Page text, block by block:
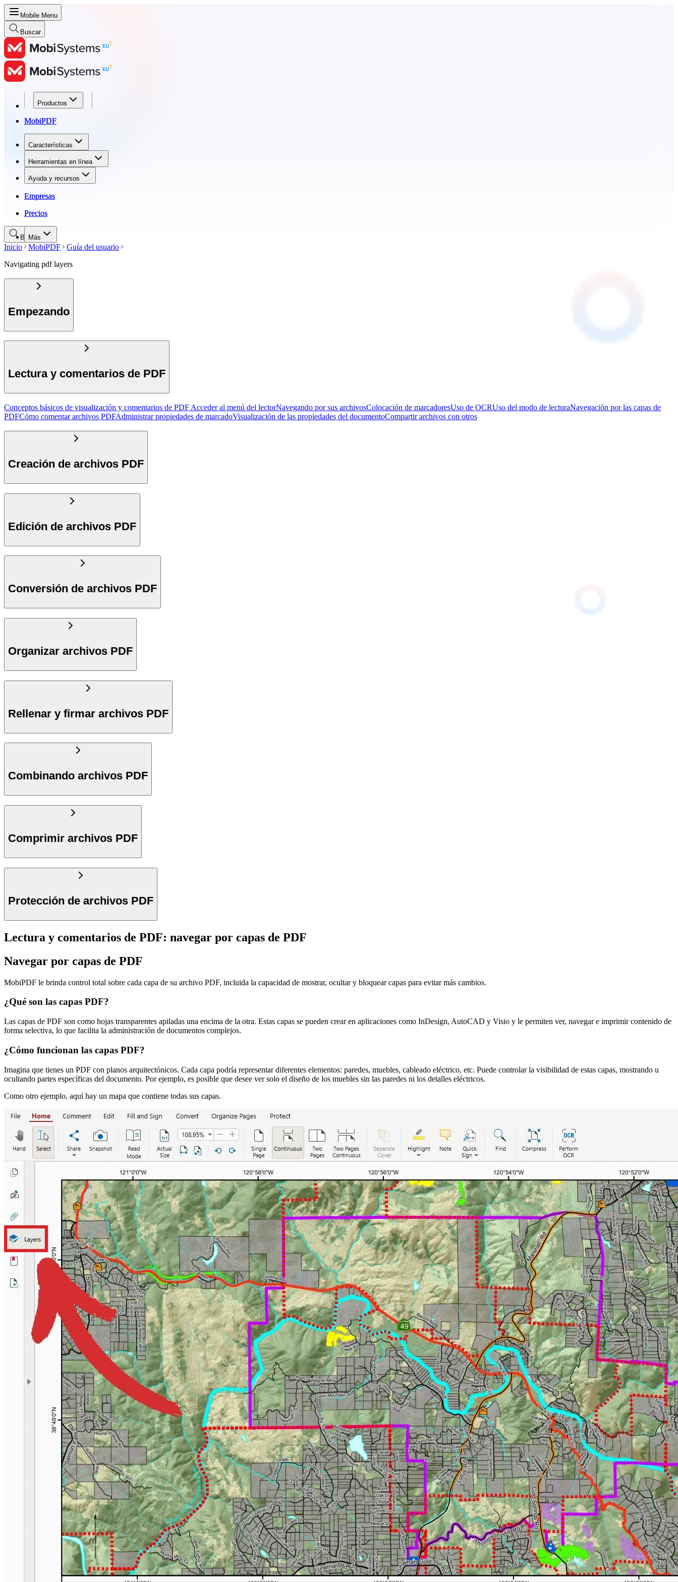
Mobile Menu
Buscar
Productos
MobiPDF
Características
Herramientas en línea
Ayuda y recursos
Empresas
Precios
Más
Productos
MobiPDF
Características
Herramientas en línea
Ayuda y recursos
Empresas
Precios
Buscar
Inicio MobiPDF
Guía del usuario
Navigating pdf layers
Empezando
Lectura y comentarios de PDF
Conceptos básicos de visualización y comentarios de PDF Acceder al menú del lectorNavegando por sus archivosColocación de marcadoresUso de OCRUso del modo de lecturaNavegación por las capas de
PDFCómo comentar archivos PDFAdministrar propiedades de marcadoVisualización de las propiedades del documentoCompartir archivos con otros
Creación de archivos PDF
Edición de archivos PDF
Conversión de archivos PDF
Organizar archivos PDF
Rellenar y firmar archivos PDF
Combinando archivos PDF
Comprimir archivos PDF
Protección de archivos PDF
Lectura y comentarios de PDF: navegar por capas de PDF
Navegar por capas de PDF
MobiPDF le brinda control total sobre cada capa de su archivo PDF, incluida la capacidad de mostrar, ocultar y bloquear capas para evitar más cambios.
¿Qué son las capas PDF?
Las capas de PDF son como hojas transparentes apiladas una encima de la otra. Estas capas se pueden crear en aplicaciones como InDesign, AutoCAD y Visio y le permiten ver, navegar e imprimir contenido de
forma selectiva, lo que facilita la administración de documentos complejos.
¿Cómo funcionan las capas PDF?
Imagina que tienes un PDF con planos arquitectónicos. Cada capa podría representar diferentes elementos: paredes, muebles, cableado eléctrico, etc. Puede controlar la visibilidad de estas capas, mostrando u
ocultando partes específicas del documento. Por ejemplo, es posible que desee ver solo el diseño de los muebles sin las paredes ni los detalles eléctricos.
Como otro ejemplo, aquí hay un mapa que contiene todas sus capas.